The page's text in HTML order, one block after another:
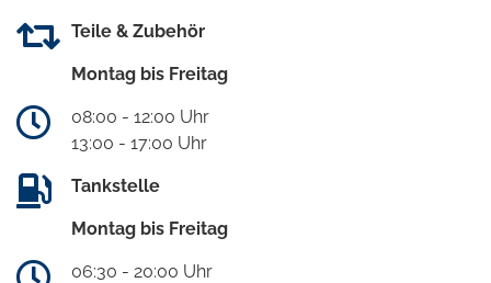
Teile & Zubehör
Montag bis Freitag
08:00 - 12:00 Uhr
13:00 - 17:00 Uhr
Tankstelle
Montag bis Freitag
06:30 - 20:00 Uhr